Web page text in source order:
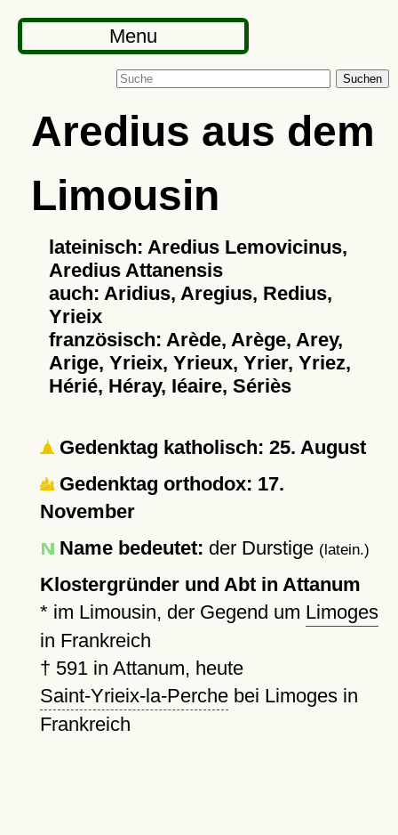
Menu
Suchen
Aredius aus dem
Limousin
lateinisch: Aredius Lemovicinus,
Aredius Attanensis
auch: Aridius, Aregius, Redius,
Yrieix
französisch: Arède, Arège, Arey,
Arige, Yrieix, Yrieux, Yrier, Yriez,
Hérié, Héray, Iéaire, Sériès
Gedenktag katholisch: 25. August
Gedenktag orthodox: 17.
November
Name bedeutet: der Durstige (latein.)
Klostergründer und Abt in Attanum
* im Limousin, der Gegend um Limoges
in Frankreich
† 591in Attanum, heute
Saint-Yrieix-la-Perchebei Limoges in
Frankreich